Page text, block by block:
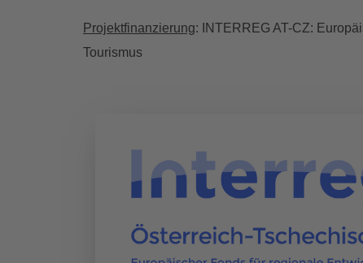
Projektfinanzierung: INTERREG AT-CZ:
Tourismus